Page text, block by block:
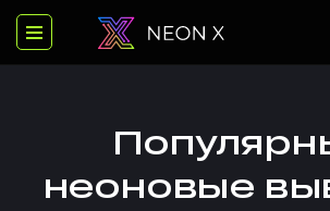
неоновые